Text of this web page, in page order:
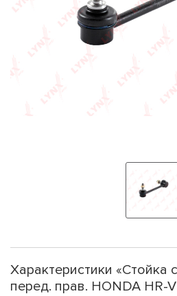
Характеристики «Стойка
перед. прав. HONDA HR-